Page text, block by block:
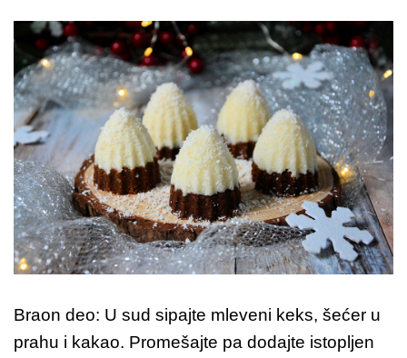
Braon deo: U sud sipajte mleveni keks, šećer u
prahu i kakao. Promešajte pa dodajte istopljen